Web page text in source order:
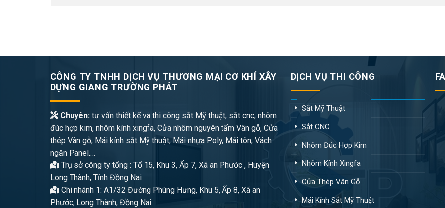
CÔNG TY TNHH DỊCH VỤ THƯƠNG MẠI CƠ KHÍ XÂY
DỰNG GIANG TRƯỜNG PHÁT
Chuyên:tư vấn thiết kế và thi công sắt Mỹ thuật, sắt cnc, nhôm
đúc hợp kim, nhôm kính xingfa, Cửa nhôm nguyên tấm Vân gỗ, Cửa
thép Vân gỗ, Mái kính sắt Mỹ thuật, Mái nhựa Poly, Mái tôn, Vách
ngăn Panel,…
Trụ sở công ty tổng : Tổ 15, Khu 3, Ấp 7, Xã an Phước , Huyện
Long Thành, Tỉnh Đồng Nai
Chi nhánh 1: A1/32 Đường Phùng Hưng, Khu 5, Ấp 8, Xã an
Phước, Long Thành, Đồng Nai
DỊCH VỤ THI CÔNG
Sắt Mỹ Thuật
Sắt CNC
Nhôm Đúc Hợp Kim
Nhôm Kính Xingfa
Cửa Thép Vân Gỗ
Mái Kính Sắt Mỹ Thuật